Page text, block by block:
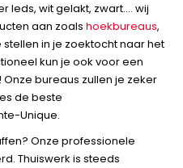
leds, wit gelakt, zwart.... wij
aan zoals hoekbureaus,
in je zoektocht naar het
kun je ook voor een
Onze bureaus zullen je zeker
de beste
Unique.
Onze professionele
Thuiswerk is steeds